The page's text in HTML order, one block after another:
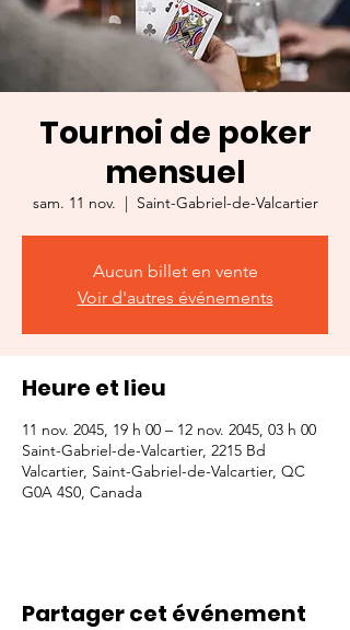
Tournoi de poker
mensuel
sam. 11 nov.
  |
Saint-Gabriel-de-Valcartier
Aucun billet en vente
Voir d'autres événements
Heure et lieu
11 nov. 2045, 19 h 00 – 12 nov. 2045, 03 h 00
Saint-Gabriel-de-Valcartier, 2215 Bd
Valcartier, Saint-Gabriel-de-Valcartier, QC
G0A 4S0, Canada
Partager cet événement